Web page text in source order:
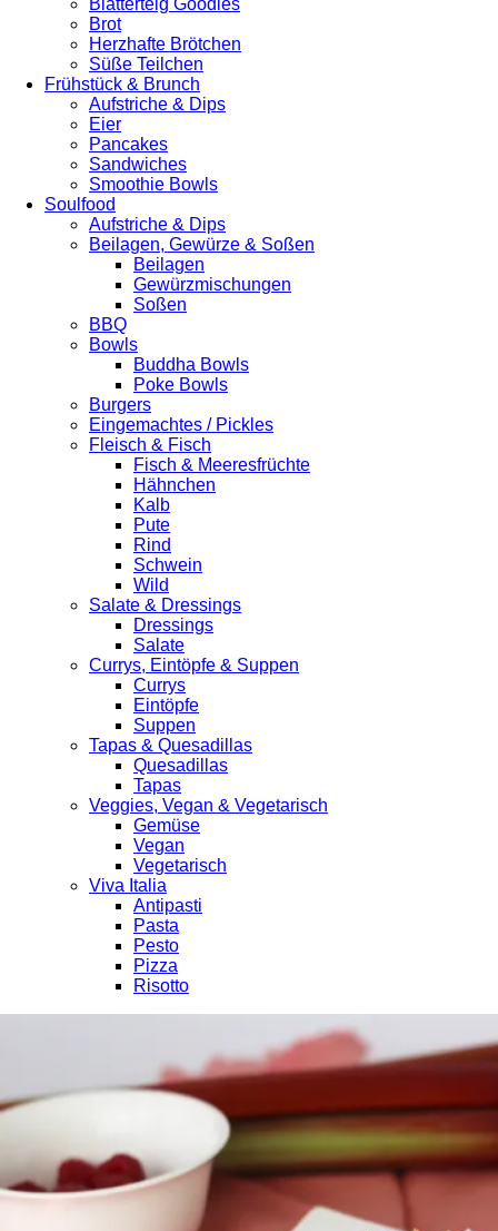
Blätterteig Goodies
Brot
Herzhafte Brötchen
Süße Teilchen
Frühstück & Brunch
Aufstriche & Dips
Eier
Pancakes
Sandwiches
Smoothie Bowls
Soulfood
Aufstriche & Dips
Beilagen, Gewürze & Soßen
Beilagen
Gewürzmischungen
Soßen
BBQ
Bowls
Buddha Bowls
Poke Bowls
Burgers
Eingemachtes / Pickles
Fleisch & Fisch
Fisch & Meeresfrüchte
Hähnchen
Kalb
Pute
Rind
Schwein
Wild
Salate & Dressings
Dressings
Salate
Currys, Eintöpfe & Suppen
Currys
Eintöpfe
Suppen
Tapas & Quesadillas
Quesadillas
Tapas
Veggies, Vegan & Vegetarisch
Gemüse
Vegan
Vegetarisch
Viva Italia
Antipasti
Pasta
Pesto
Pizza
Risotto